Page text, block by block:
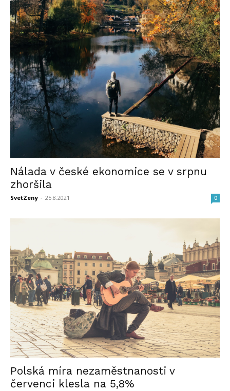
Nálada v české ekonomice se v srpnu
zhoršila
SvetZeny - 25.8.2021 0
Polská míra nezaměstnanosti v
červenci klesla na 5,8%